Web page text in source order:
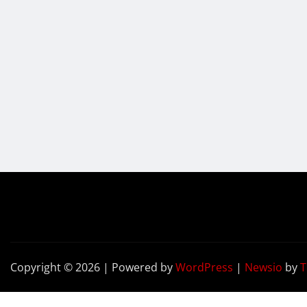
Copyright © 2026 | Powered byWordPress | Newsio by